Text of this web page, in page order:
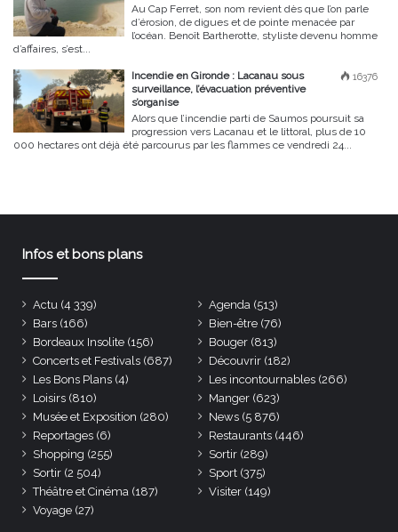
Au Cap Ferret, son nom revient dès que l’on parle
d’érosion, de digues et de pointe menacée par
l’océan. Benoît Bartherotte, styliste devenu homme
d’affaires, s’est...
16376
Incendie en Gironde : Lacanau sous
surveillance, l’évacuation préventive
s’organise
Alors que l’incendie parti de Saumos poursuit sa
progression vers Lacanau et le littoral, plus de 10
000 hectares ont déjà été parcourus par les flammes ce vendredi 24...
Infos et bons plans
Actu (4 339) Agenda (513)
Bars (166) Bien-être (76)
Bordeaux Insolite (156) Bouger (813)
Concerts et Festivals (687) Découvrir (182)
Les Bons Plans (4) Les incontournables (266)
Loisirs (810) Manger (623)
Musée et Exposition (280) News (5 876)
Reportages (6) Restaurants (446)
Shopping (255) Sortir (289)
Sortir (2 504) Sport (375)
Théâtre et Cinéma (187) Visiter (149)
Voyage (27)